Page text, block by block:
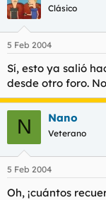
Clásico
5 Feb 2004
Sí, esto ya salió
desde otro foro.
N Nano
Veterano
5 Feb 2004
Oh, ¡cuántos